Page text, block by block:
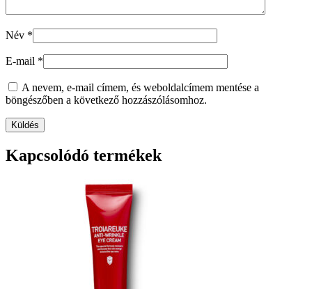
Név *
E-mail *
A nevem, e-mail címem, és weboldalcímem mentése a
böngészőben a következő hozzászólásomhoz.
Kapcsolódó termékek